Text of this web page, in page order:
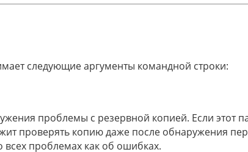
следующие аргументы командной строки:
проблемы с резервной копией. Если этот
проверять копию даже после обнаружения
проблемах как об ошибках.